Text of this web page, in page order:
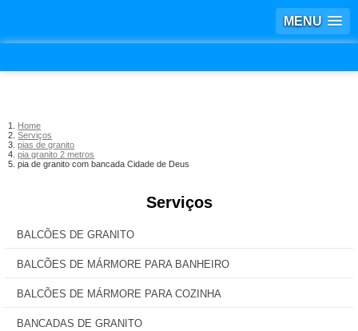
MENU
Home
Serviços
pias de granito
pia granito 2 metros
pia de granito com bancada Cidade de Deus
Serviços
BALCÕES DE GRANITO
BALCÕES DE MÁRMORE PARA BANHEIRO
BALCÕES DE MÁRMORE PARA COZINHA
BANCADAS DE GRANITO